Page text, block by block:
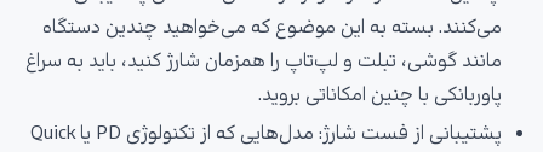
می‌کنند. بسته به این موضوع که می‌خواهید چندین دستگاه
مانند گوشی، تبلت و لپ‌تاپ را همزمان شارژ کنید، باید به سراغ
پاوربانکی با چنین امکاناتی بروید.
پشتیبانی از فست شارژ: مدل‌هایی که از تکنولوژی PD یا Quick